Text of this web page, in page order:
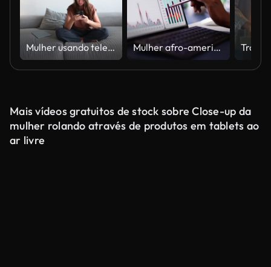
Mulher usando telefone enquanto trabalha no laptop em casa Mulher afro-americana analisando dados financeiros na tela do laptop em ambiente de escritório híbrido
Mais vídeos gratuitos de stock sobre Close-up da
mulher rolando através de produtos em tablets ao
ar livre